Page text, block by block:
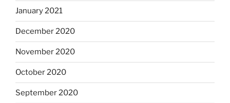
January 2021
December 2020
November 2020
October 2020
September 2020